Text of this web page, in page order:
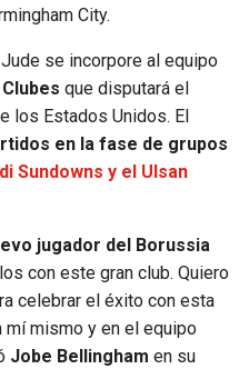
City.
se incorpore al equipo
que disputará el
los Estados Unidos. El
en la fase de grupos
Sundowns y el Ulsan
jugador del Borussia
con este gran club. Quiero
celebrar el éxito con esta
mí mismo y en el equipo
Jobe Bellingham en su